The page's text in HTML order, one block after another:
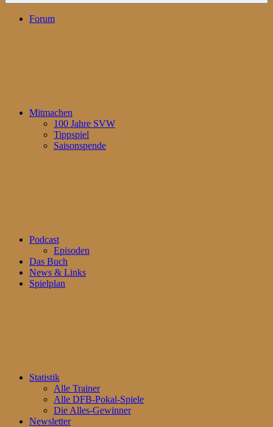
Forum
Mitmachen
100 Jahre SVW
Tippspiel
Saisonspende
Podcast
Episoden
Das Buch
News & Links
Spielplan
Statistik
Alle Trainer
Alle DFB-Pokal-Spiele
Die Alles-Gewinner
Newsletter